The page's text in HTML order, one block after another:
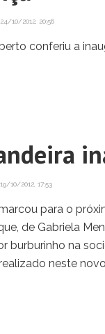
10/2012, 20:56
conferiu a
10/2012, 17:53
para o
de Gabriela
burburinho na
neste